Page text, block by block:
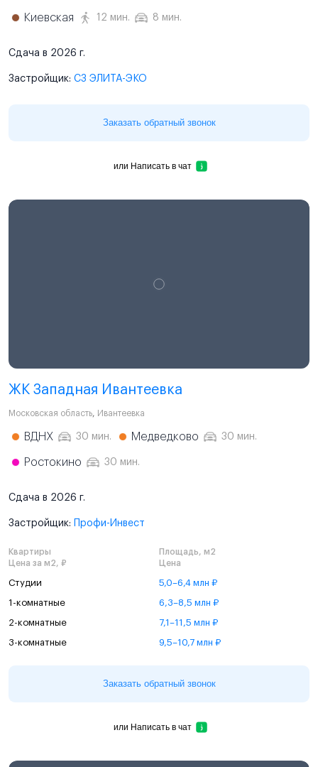
Киевская 12 мин. 8 мин.
Сдача в 2026 г.
Застройщик: СЗ ЭЛИТА-ЭКО
Заказать обратный звонок
или Написать в чат
ЖК Западная Ивантеевка
Московская область, Ивантеевка
ВДНХ 30 мин. Медведково 30 мин.
Ростокино 30 мин.
Сдача в 2026 г.
Застройщик: Профи-Инвест
Квартиры
Площадь, м2
Цена за м2, ₽
Цена
Студии 5,0–6,4 млн ₽
1-комнатные 6,3–8,5 млн ₽
2-комнатные 7,1–11,5 млн ₽
3-комнатные 9,5–10,7 млн ₽
Заказать обратный звонок
или Написать в чат